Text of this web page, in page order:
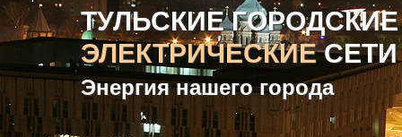
ТУЛЬСКИЕ ГОРОДСКИЕ
ЭЛЕКТРИЧЕСКИЕСЕТИ
Энергия нашего города